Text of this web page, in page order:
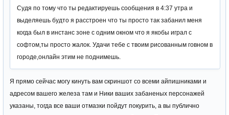
Судя по тому что ты редактируешь сообщения в 4:37 утра и
выделяешь будто я расстроен что ты просто так забанил меня
когда был в инстанс зоне с одним окном что я якобы играл с
софтом,ты просто жалок. Удачи тебе с твоим рисованным говном в
городе,онлайн этим не поднимешь.
Я прямо сейчас могу кинуть вам скриншот со всеми айпишниками и
адресом вашего железа там и Ники ваших забаненых персонажей
указаны, тогда все ваши отмазки пойдут покурить, а вы публично